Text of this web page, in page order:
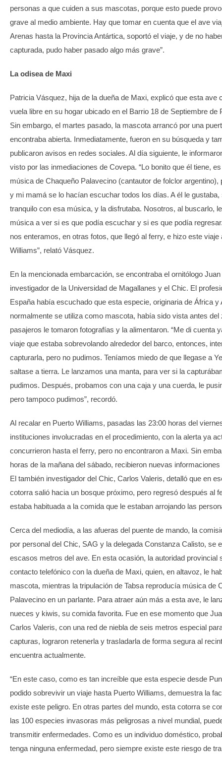
personas a que cuiden a sus mascotas, porque esto puede
grave al medio ambiente. Hay que tomar en cuenta que el ave
Arenas hasta la Provincia Antártica, soportó el viaje, y de no
capturada, pudo haber pasado algo más grave”.
La odisea de Maxi
Patricia Vásquez, hija de la dueña de Maxi, explicó que esta ave
vuela libre en su hogar ubicado en el Barrio 18 de Septiembre de
Sin embargo, el martes pasado, la mascota arrancó por una
encontraba abierta. Inmediatamente, fueron en su búsqueda y
publicaron avisos en redes sociales. Al día siguiente, le
visto por las inmediaciones de Covepa. “Lo bonito que él tiene,
música de Chaqueño Palavecino (cantautor de folclor argentino),
y mi mamá se lo hacían escuchar todos los días. A él le gustaba,
tranquilo con esa música, y la disfrutaba. Nosotros, al buscarlo,
música a ver si es que podía escuchar y si es que podía
nos enteramos, en otras fotos, que llegó al ferry, e hizo este viaje
Williams”, relató Vásquez.
En la mencionada embarcación, se encontraba el ornitólogo
investigador de la Universidad de Magallanes y el Chic. El
España había escuchado que esta especie, originaria de África y
normalmente se utiliza como mascota, había sido vista antes del
pasajeros le tomaron fotografías y la alimentaron. “Me di cuenta
viaje que estaba sobrevolando alrededor del barco, entonces,
capturarla, pero no pudimos. Teníamos miedo de que llegase a
saltase a tierra. Le lanzamos una manta, para ver si la
pudimos. Después, probamos con una caja y una cuerda, le
pero tampoco pudimos”, recordó.
Al recalar en Puerto Williams, pasadas las 23:00 horas del
instituciones involucradas en el procedimiento, con la alerta ya
concurrieron hasta el ferry, pero no encontraron a Maxi. Sin
horas de la mañana del sábado, recibieron nuevas
El también investigador del Chic, Carlos Valeris, detalló que en
cotorra salió hacia un bosque próximo, pero regresó después al
estaba habituada a la comida que le estaban arrojando las
Cerca del mediodía, a las afueras del puente de mando, la
por personal del Chic, SAG y la delegada Constanza Calisto, se
escasos metros del ave. En esta ocasión, la autoridad provincial
contacto telefónico con la dueña de Maxi, quien, en altavoz, le
mascota, mientras la tripulación de Tabsa reproducía música de
Palavecino en un parlante. Para atraer aún más a esta ave, le
nueces y kiwis, su comida favorita. Fue en ese momento que
Carlos Valeris, con una red de niebla de seis metros especial
capturas, lograron retenerla y trasladarla de forma segura al
encuentra actualmente.
“En este caso, como es tan increíble que esta especie desde
podido sobrevivir un viaje hasta Puerto Williams, demuestra la
existe este peligro. En otras partes del mundo, esta cotorra se
las 100 especies invasoras más peligrosas a nivel mundial,
transmitir enfermedades. Como es un individuo doméstico,
tenga ninguna enfermedad, pero siempre existe este riesgo de